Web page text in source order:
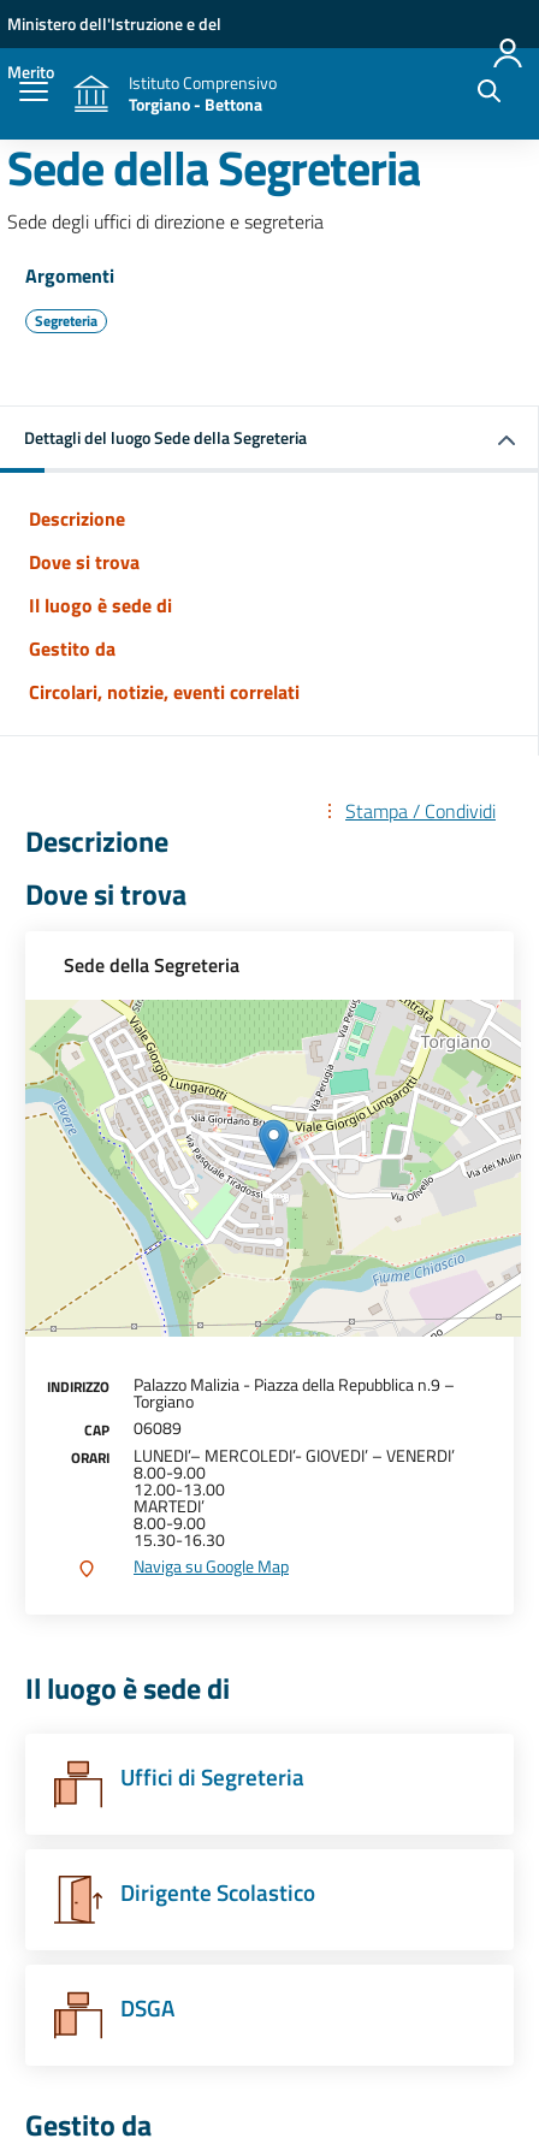
Vai ai contenuti
Vai al menu di navigazione
Vai al footer
Ministero dell'Istruzione e del
Merito
Istituto Comprensivo
Torgiano - Bettona
Sede della Segreteria
Sede degli uffici di direzione e segreteria
Argomenti
Segreteria
Dettagli del luogo Sede della Segreteria
Descrizione
Dove si trova
Il luogo è sede di
Gestito da
Circolari, notizie, eventi correlati
Stampa / Condividi
Descrizione
Dove si trova
Sede della Segreteria
INDIRIZZO Palazzo Malizia - Piazza della Repubblica n.9 –
Torgiano
CAP 06089
ORARI LUNEDI’– MERCOLEDI’- GIOVEDI’ – VENERDI’
8.00-9.00
12.00-13.00
MARTEDI’
8.00-9.00
15.30-16.30
Naviga su Google Map
Il luogo è sede di
Uffici di Segreteria
Dirigente Scolastico
DSGA
Gestito da